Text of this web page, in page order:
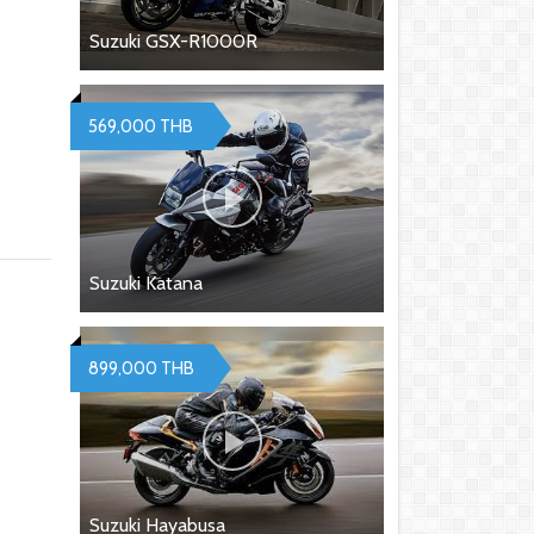
Suzuki GSX-R1000R
Suzuki Katana
569,000 THB
Suzuki Hayabusa
899,000 THB